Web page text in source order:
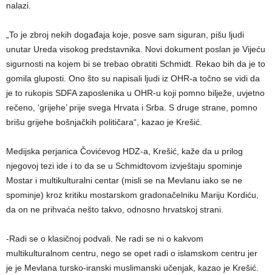
nalazi.
„To je zbroj nekih događaja koje, posve sam siguran, pišu ljudi
unutar Ureda visokog predstavnika. Novi dokument poslan je Vijeću
sigurnosti na kojem bi se trebao obratiti Schmidt. Rekao bih da je to
gomila gluposti. Ono što su napisali ljudi iz OHR-a točno se vidi da
je to rukopis SDFA zaposlenika u OHR-u koji pomno bilježe, uvjetno
rečeno, ‘grijehe’ prije svega Hrvata i Srba. S druge strane, pomno
brišu grijehe bošnjačkih političara“, kazao je Krešić.
Medijska perjanica Čovićevog HDZ-a, Krešić, kaže da u prilog
njegovoj tezi ide i to da se u Schmidtovom izvještaju spominje
Mostar i multikulturalni centar (misli se na Mevlanu iako se ne
spominje) kroz kritiku mostarskom gradonačelniku Mariju Kordiću,
da on ne prihvaća nešto takvo, odnosno hrvatskoj strani.
-Radi se o klasičnoj podvali. Ne radi se ni o kakvom
multikulturalnom centru, nego se opet radi o islamskom centru jer
je je Mevlana tursko-iranski muslimanski učenjak, kazao je Krešić.